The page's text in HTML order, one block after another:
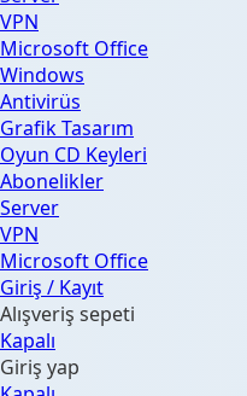
VPN
Microsoft Office
Windows
Antivirüs
Grafik Tasarım
Oyun CD Keyleri
Abonelikler
Server
VPN
Microsoft Office
Giriş / Kayıt
Alışveriş sepeti
Kapalı
Giriş yap